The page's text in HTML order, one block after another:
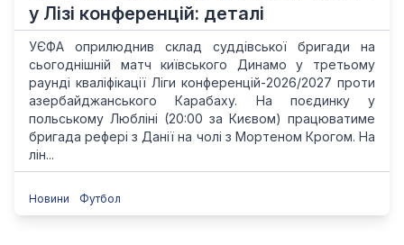
у Лізі конференцій: деталі
УЄФА оприлюднив склад суддівської бригади на
сьогоднішній матч київського Динамо у третьому
раунді кваліфікації Ліги конференцій-2026/2027 проти
азербайджанського Карабаху. На поєдинку у
польському Любліні (20:00 за Києвом) працюватиме
бригада рефері з Данії на чолі з Мортеном Крогом. На
лін...
Новини Футбол